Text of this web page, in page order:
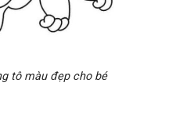
tô màu đẹp cho bé